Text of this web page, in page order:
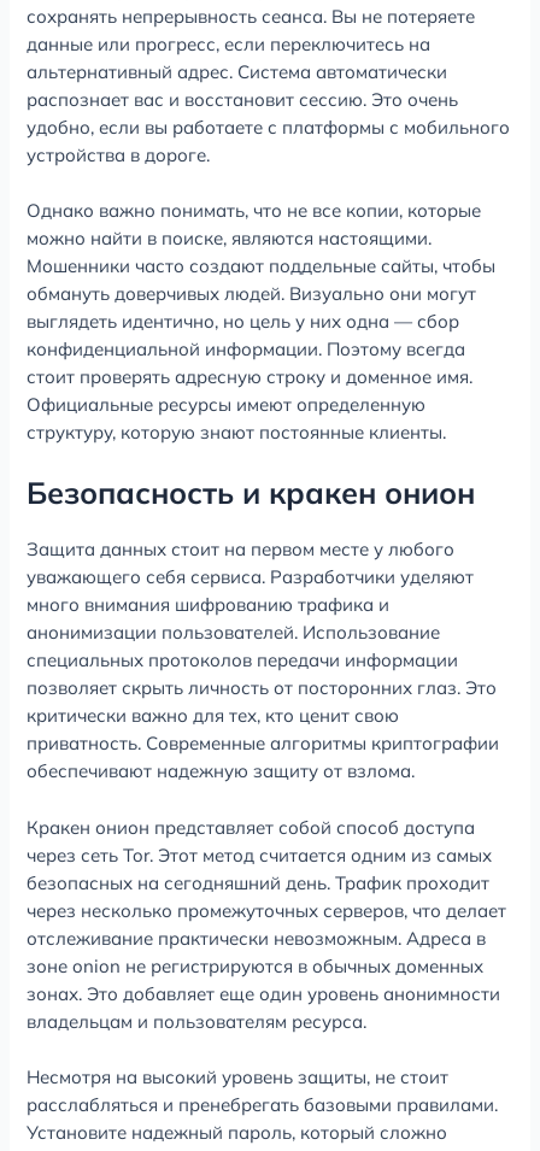
сохранять непрерывность сеанса. Вы не потеряете
данные или прогресс, если переключитесь на
альтернативный адрес. Система автоматически
распознает вас и восстановит сессию. Это очень
удобно, если вы работаете с платформы с мобильного
устройства в дороге.
Однако важно понимать, что не все копии, которые
можно найти в поиске, являются настоящими.
Мошенники часто создают поддельные сайты, чтобы
обмануть доверчивых людей. Визуально они могут
выглядеть идентично, но цель у них одна — сбор
конфиденциальной информации. Поэтому всегда
стоит проверять адресную строку и доменное имя.
Официальные ресурсы имеют определенную
структуру, которую знают постоянные клиенты.
Безопасность и кракен онион
Защита данных стоит на первом месте у любого
уважающего себя сервиса. Разработчики уделяют
много внимания шифрованию трафика и
анонимизации пользователей. Использование
специальных протоколов передачи информации
позволяет скрыть личность от посторонних глаз. Это
критически важно для тех, кто ценит свою
приватность. Современные алгоритмы криптографии
обеспечивают надежную защиту от взлома.
Кракен онион представляет собой способ доступа
через сеть Tor. Этот метод считается одним из самых
безопасных на сегодняшний день. Трафик проходит
через несколько промежуточных серверов, что делает
отслеживание практически невозможным. Адреса в
зоне onion не регистрируются в обычных доменных
зонах. Это добавляет еще один уровень анонимности
владельцам и пользователям ресурса.
Несмотря на высокий уровень защиты, не стоит
расслабляться и пренебрегать базовыми правилами.
Установите надежный пароль, который сложно